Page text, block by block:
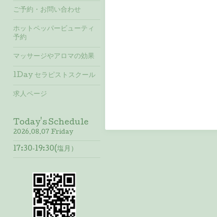
ご予約・お問い合わせ
ホットペッパービューティ
予約
マッサージやアロマの効果
1Day セラピストスクール
求人ページ
Today's Schedule
2026.08.07 Friday
17:30‐19:30(塩月）